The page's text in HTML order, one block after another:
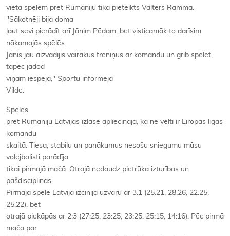
vietā spēlēm pret Rumāniju tika pieteikts Valters Ramma.
"Sākotnēji bija doma
ļaut sevi pierādīt arī Jānim Pēdam, bet visticamāk to darīsim
nākamajās spēlēs.
Jānis jau aizvadījis vairākus treniņus ar komandu un grib spēlēt,
tāpēc jādod
viņam iespēja," Sportu informēja
Vilde.
Spēlēs
pret Rumāniju Latvijas izlase apliecināja, ka ne velti ir Eiropas līgas
komandu
skaitā. Tiesa, stabilu un panākumus nesošu sniegumu mūsu
volejbolisti parādīja
tikai pirmajā mačā. Otrajā nedaudz pietrūka izturības un
pašdisciplīnas.
Pirmajā spēlē Latvija izcīnīja uzvaru ar 3:1 (25:21, 28:26, 22:25,
25:22), bet
otrajā piekāpās ar 2:3 (27:25, 23:25, 23:25, 25:15, 14:16). Pēc pirmā
mača par